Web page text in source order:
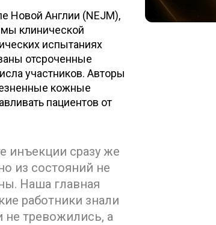
Новой Англии (NEJM),
клинической
испытаниях
отсроченные
участников. Авторы
кожные
пациентов от
инъекции сразу же
из состояний не
Наша главная
работники знали
не тревожились, а